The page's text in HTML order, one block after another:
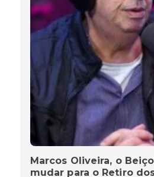
Marcos Oliveira, o
mudar para o Retiro